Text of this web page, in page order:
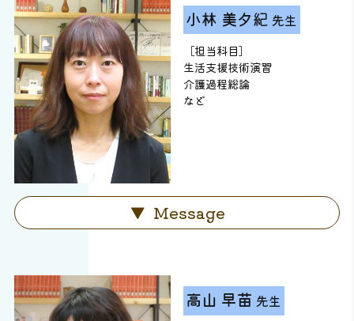
小林 美夕紀 先生
［担当科目］
生活支援技術演習
介護過程総論
など
Message
高山 早苗 先生